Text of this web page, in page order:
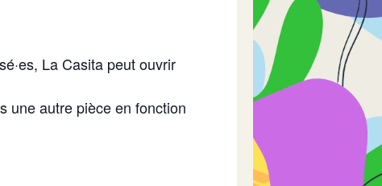
La Casita peut ouvrir
une autre pièce en fonction